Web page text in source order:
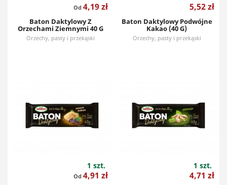
Od Cena
4,19 zł
Baton Daktylowy Z
Orzechami Ziemnymi 40 G
Orzechy, pasty i przekąski
Cena
5,52 zł
Baton Daktylowy Podwójne
Kakao (40 G)
Orzechy, pasty i przekąski
1 szt.
Od Cena
4,91 zł
1 szt.
Cena
4,71 zł